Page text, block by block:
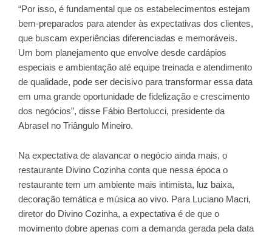
“Por isso, é fundamental que os estabelecimentos estejam
bem-preparados para atender às expectativas dos clientes,
que buscam experiências diferenciadas e memoráveis.
Um bom planejamento que envolve desde cardápios
especiais e ambientação até equipe treinada e atendimento
de qualidade, pode ser decisivo para transformar essa data
em uma grande oportunidade de fidelização e crescimento
dos negócios”, disse Fábio Bertolucci, presidente da
Abrasel no Triângulo Mineiro.
Na expectativa de alavancar o negócio ainda mais, o
restaurante Divino Cozinha conta que nessa época o
restaurante tem um ambiente mais intimista, luz baixa,
decoração temática e música ao vivo. Para Luciano Macri,
diretor do Divino Cozinha, a expectativa é de que o
movimento dobre apenas com a demanda gerada pela data